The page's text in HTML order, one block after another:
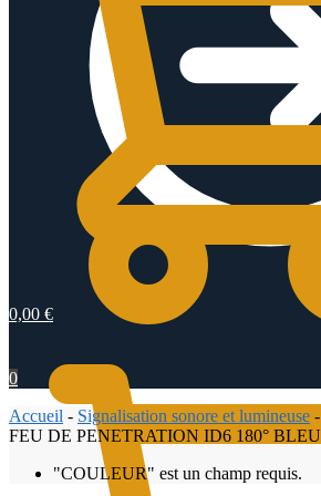
0,00 €
0
Accueil - Signalisation sonore et lumineuse -
FEU DE PENETRATION ID6 180° BLEU
"COULEUR" est un champ requis.